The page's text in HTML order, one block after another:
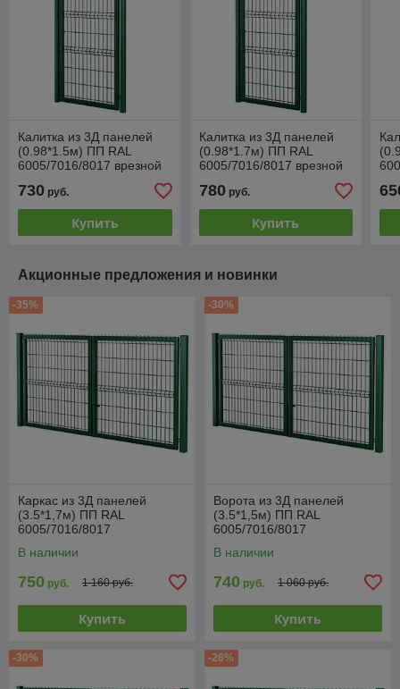
Калитка из 3Д панелей
(0.98*1.5м) ПП RAL
6005/7016/8017 врезной
730 руб.
Купить
Калитка из 3Д панелей
(0.98*1.7м) ПП RAL
6005/7016/8017 врезной
780руб.
Купить
Акционные предложения и новинки
-35%
Каркас из 3Д панелей
(3.5*1,7м) ПП RAL
6005/7016/8017
В наличии
750 руб. 1 160 руб.
Купить
-30%
Ворота из 3Д панелей
(3.5*1,5м) ПП RAL
6005/7016/8017
В наличии
740 руб. 1 060 руб.
Купить
-30% -26%